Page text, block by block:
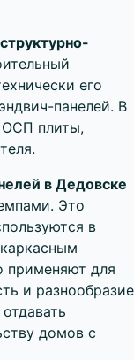
его
панелей. В
ОСП плиты,
в Дедовске
Это
в
применяют для
и разнообразие
домов с